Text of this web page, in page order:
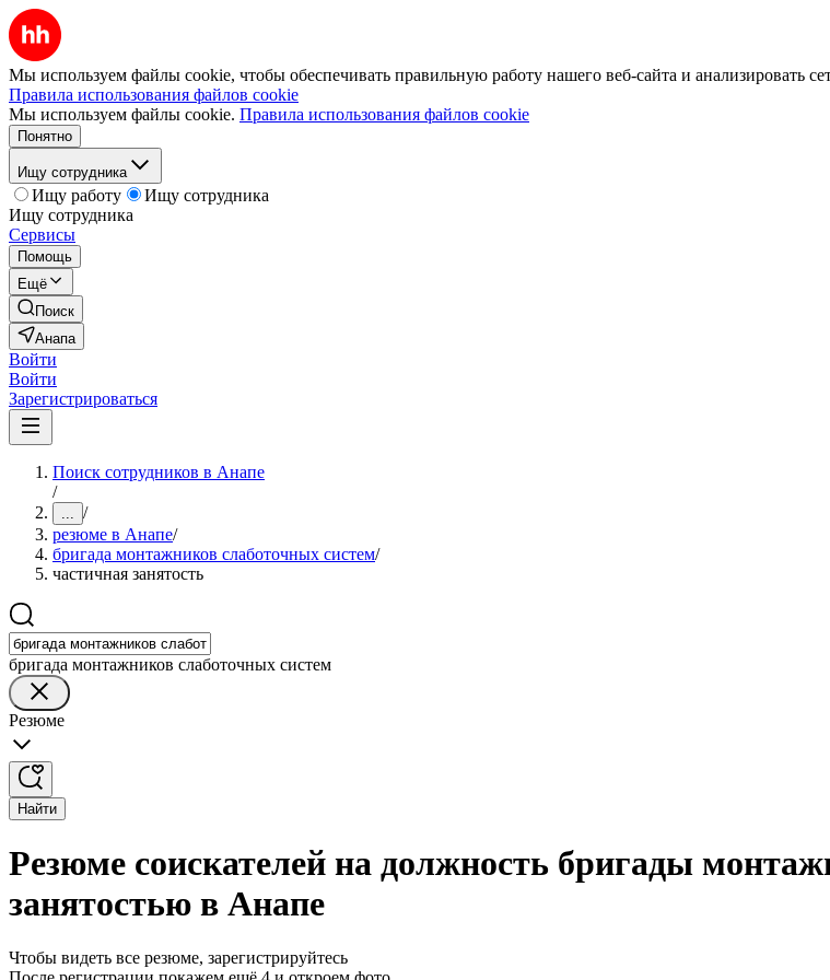
Мы используем файлы cookie, чтобы обеспечивать правильную работу нашего веб-сайта и анализировать
Правила использования файлов cookie
Мы используем файлы cookie. Правила использования файлов cookie
Понятно
Ищу сотрудника
Ищу работу
Ищу сотрудника
Ищу сотрудника
Сервисы
Помощь
Ещё
Поиск
Анапа
Войти
Войти
Зарегистрироваться
Поиск сотрудников в Анапе
/
... /
резюме в Анапе/
бригада монтажников слаботочных систем/
частичная занятость
бригада монтажников слаботочных систем
Резюме
Найти
Резюме соискателей на должность бригады
занятостью в Анапе
Чтобы видеть все резюме, зарегистрируйтесь